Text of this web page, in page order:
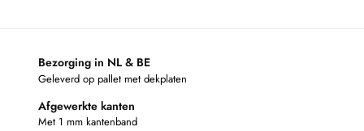
Bezorging in NL & BE
Geleverd op pallet met dekplaten
Afgewerkte kanten
Met 1 mm kantenband